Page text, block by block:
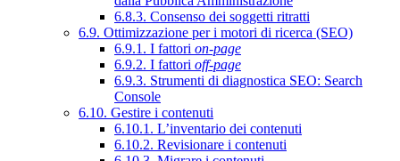
6.8.3. Consenso dei soggetti ritratti
6.9. Ottimizzazione per i motori di ricerca (SEO)
6.9.1. I fattori on-page
6.9.2. I fattori off-page
6.9.3. Strumenti di diagnostica SEO: Search
Console
6.10. Gestire i contenuti
6.10.1. L’inventario dei contenuti
6.10.2. Revisionare i contenuti